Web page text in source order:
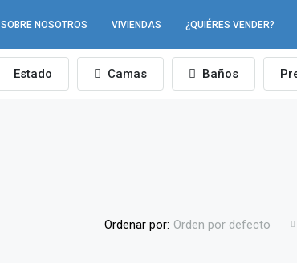
SOBRE NOSOTROS VIVIENDAS ¿QUIÉRES VENDER?
Estado Camas Baños
Ordenar por: Orden por defecto